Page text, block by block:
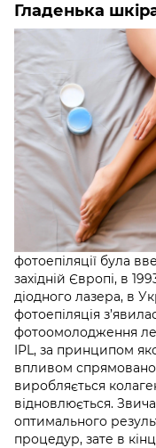
Гладенька
фотоепіляції була
західній Європі, в
діодного лазера, в
фотоепіляція
фотоомолодження
IPL, за принципом
впливом
виробляється
відновлюється.
оптимального
процедур, зате в